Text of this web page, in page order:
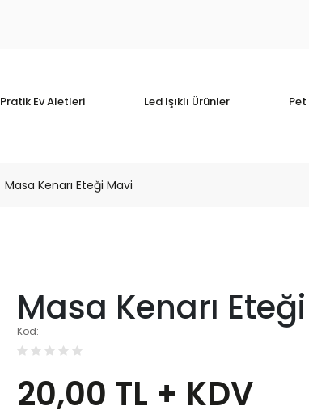
Pratik Ev Aletleri Led Işıklı Ürünler
Masa Kenarı Eteği Mavi
Masa Kenarı
Kod:
20,00 TL + KDV